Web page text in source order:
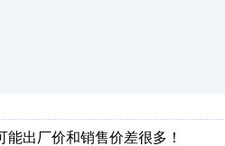
出厂价和销售价差很多！